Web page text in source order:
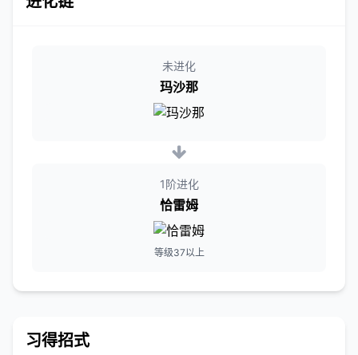
未进化
玛沙那
1阶进化
恰雷姆
等级37以上
习得招式